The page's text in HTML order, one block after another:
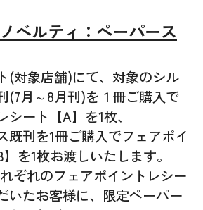
ベルティ：ペーパース
(対象店舗)にて、対象のシル
(7月～8月刊)を１冊ご購入で
ート【A】を1枚、
既刊を1冊ご購入でフェアポイ
を1枚お渡しいたします。
れぞれのフェアポイントレシー
いたお客様に、限定ペーパー